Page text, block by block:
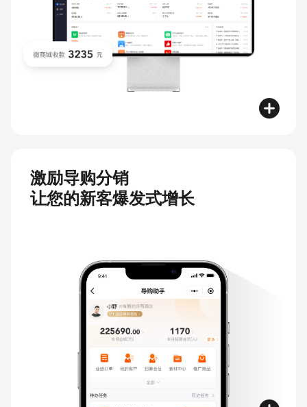
激励导购分销
让您的新客爆发式增长